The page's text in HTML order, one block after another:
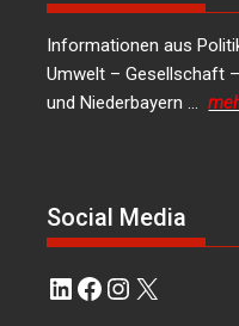
Informationen aus
Umwelt – Gesellschaft
und Niederbayern …
Social Media
LinkedIn
Facebook
Instagram
X